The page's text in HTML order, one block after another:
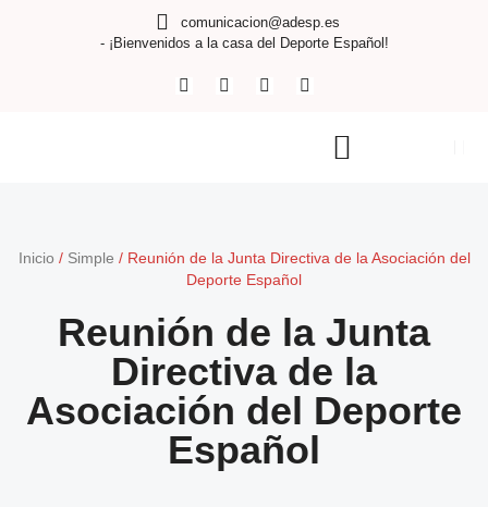
comunicacion@adesp.es
- ¡Bienvenidos a la casa del Deporte Español!
Inicio / Simple / Reunión de la Junta Directiva de la Asociación del
Deporte Español
Reunión de la Junta
Directiva de la
Asociación del Deporte
Español